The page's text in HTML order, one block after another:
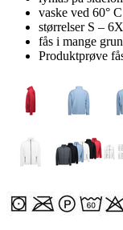
vaske ved 60°
størrelser S –
fås i mange
Produktprøve